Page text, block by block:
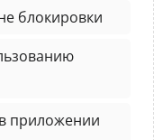
блокировки
приложении